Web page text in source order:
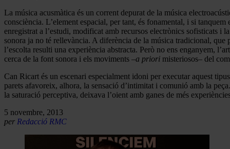
La música acusmàtica és un corrent depurat de la música
consciència. L’element espacial, per tant, és fonamental, i si
enregistrat a l’estudi, modificat amb recursos electrònics sofisticats i
sonora ja no té rellevància. A diferència de la música tradicional, que
l’escolta resulti una experiència abstracta. Però no ens enganyem,
cerca de la font sonora i els moviments –a priori misteriosos– del
Can Ricart és un escenari especialment idoni per executar aquest
parets afavoreix, alhora, la sensació d’intimitat i comunió amb la
la saturació perceptiva, deixava l’oient amb ganes de més
5 novembre, 2013
per Redacció RMC